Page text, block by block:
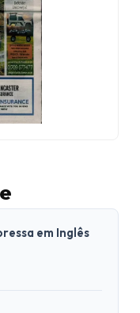
em Inglês